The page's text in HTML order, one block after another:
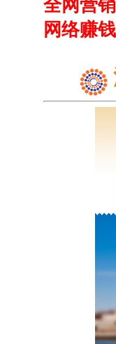
全网营
网络赚